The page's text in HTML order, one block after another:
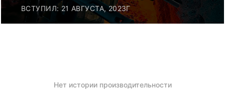
ВСТУПИЛ: 21 АВГУСТА, 2023Г
Нет истории производительности